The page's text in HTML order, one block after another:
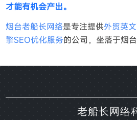
才能有机会产出。
烟台老船长网络是专注提供外贸英
擎SEO优化服务的公司，坐落于烟
老船长网络